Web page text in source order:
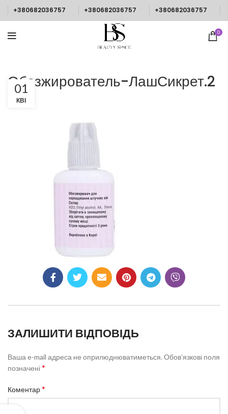
+380682036757 +380682036757 +380682036757
0
Обезжирователь-ЛашСикрет.2
01
КВІ
ЗАЛИШИТИ ВІДПОВІДЬ
Ваша e-mail адреса не оприлюднюватиметься. Обов’язкові поля
позначені*
Коментар*